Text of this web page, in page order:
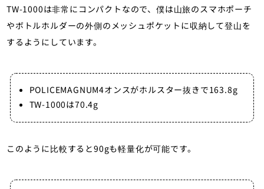
TW-1000は非常にコンパクトなので、僕は山旅のスマホポーチ
やボトルホルダーの外側のメッシュポケットに収納して登山を
するようにしています。
POLICEMAGNUM4オンスがホルスター抜きで163.8g
TW-1000は70.4g
このように比較すると90gも軽量化が可能です。